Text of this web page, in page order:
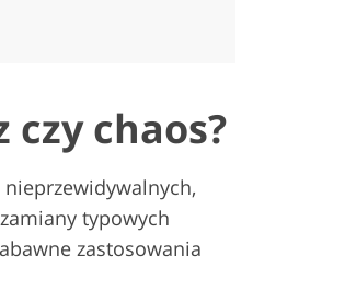
chaos?
typowych
zastosowania